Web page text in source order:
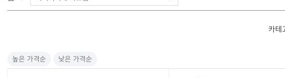
e
카테
높은 가격순 낮은 가격순